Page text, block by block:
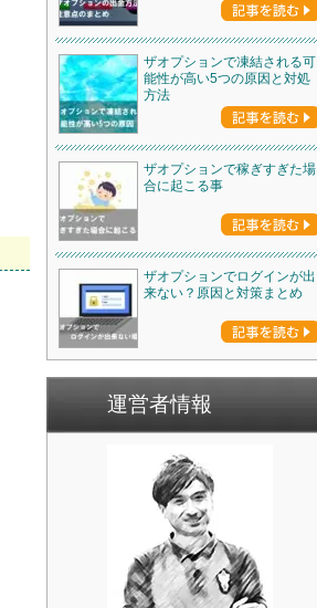
ザオプションで凍結される可
能性が高い5つの原因と対処
方法
ザオプションで稼ぎすぎた場
合に起こる事
ザオプションでログインが出
来ない？原因と対策まとめ
運営者情報